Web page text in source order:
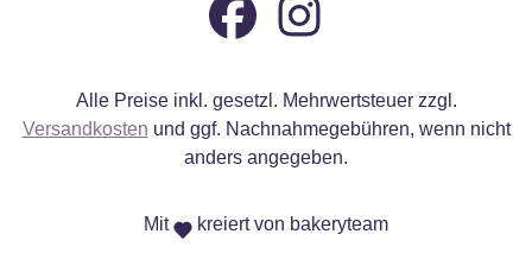
Alle Preise inkl. gesetzl. Mehrwertsteuer zzgl.
Versandkosten und ggf. Nachnahmegebühren, wenn nicht
anders angegeben.
Mit kreiert von bakeryteam